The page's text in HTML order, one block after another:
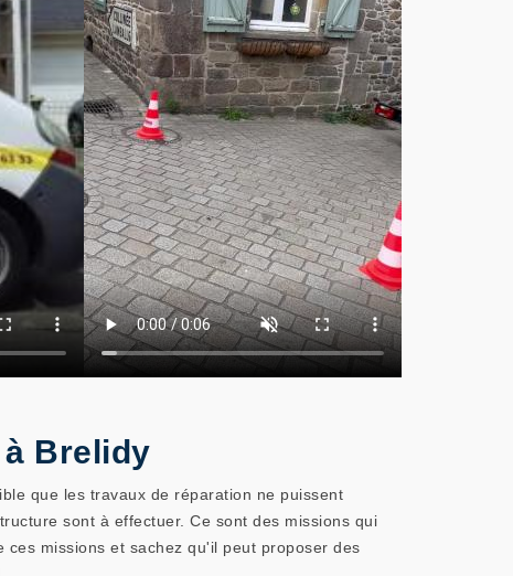
Brelidy
que les travaux de réparation ne puissent
sont à effectuer. Ce sont des missions qui
missions et sachez qu'il peut proposer des